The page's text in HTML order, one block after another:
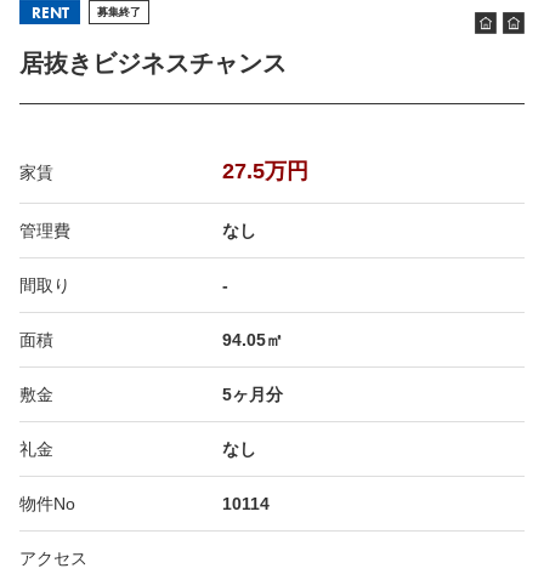
RENT 募集終了
居抜きビジネスチャンス
家賃 27.5万円
管理費 なし
間取り -
面積 94.05㎡
敷金 5ヶ月分
礼金 なし
物件No 10114
アクセス